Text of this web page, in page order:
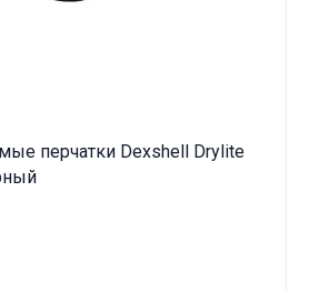
перчатки Dexshell Drylite